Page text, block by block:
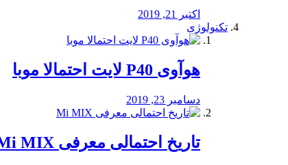
اکتبر 21, 2019
تکنولوژی
هوآوی P40 لایت احتمالا موبا
دسامبر 23, 2019
تاریخ احتمالی معرفی Mi MIX